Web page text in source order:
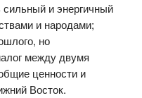
и энергичный
и народами;
но
между двумя
ценности и
Восток.